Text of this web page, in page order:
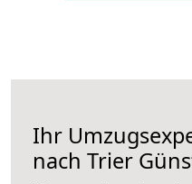
Ihr
nach Trier